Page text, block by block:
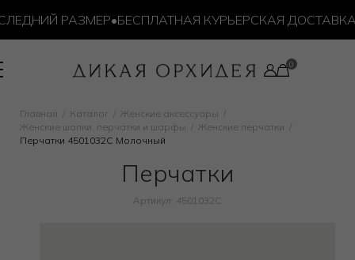
РАЗМЕР•БЕСПЛАТНАЯ КУРЬЕРСКАЯ ДОСТАВКА
Главная Каталог
Женские аксессуары
Женские шапки, перчатки и шарфы
Женские перчатки
Перчатки 4501032C Молочный
Перчатки
Артикул: 4501032C